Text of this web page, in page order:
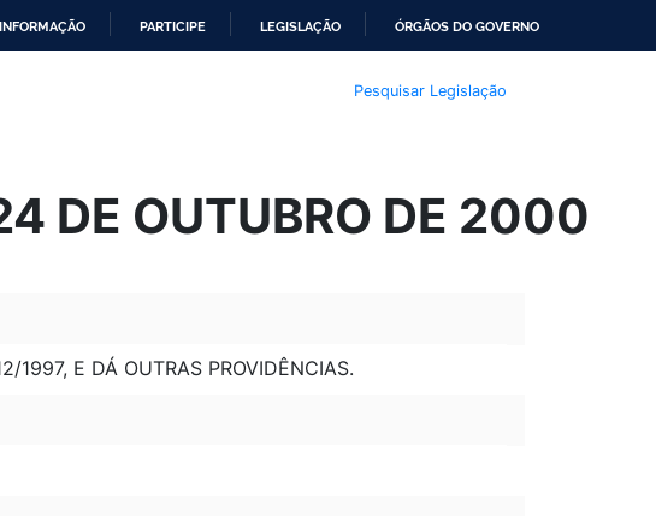
PARTICIPE LEGISLAÇÃO ÓRGÃOS DO GOVERNO
Pesquisar Legislação
DE OUTUBRO DE 2000
1997, E DÁ OUTRAS PROVIDÊNCIAS.